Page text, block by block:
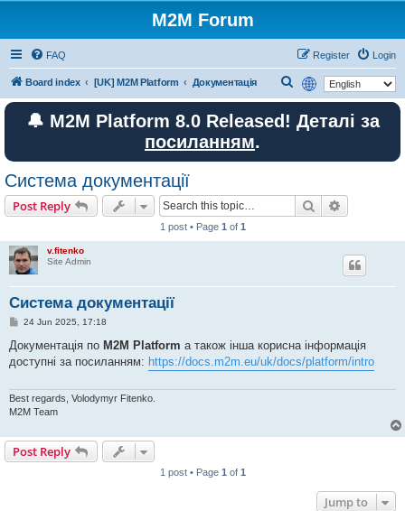
M2M Forum
FAQ Login
Register
Board index [UK] M2M Platform Документація
e
a
🔔 M2M Platform 8.0 Released! Деталі за
посиланням.
Система документації
Post Reply Search
1 post • Page 1 of 1
v.fitenko
Site Admin
Система документації
P
s
24 Jun 2025, 17:18
Документація по M2M Platform а також інша корисна інформація
доступні за посиланням: https://docs.m2m.eu/uk/docs/platform/intro
Best regards, Volodymyr Fitenko.
M2M Team
Post Reply
1 post • Page 1 of 1
Jump to